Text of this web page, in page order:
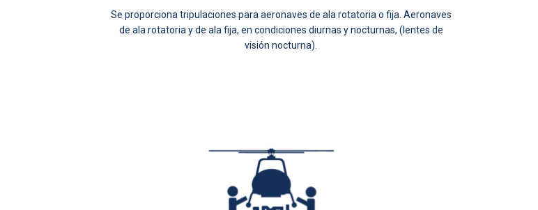
Se proporciona tripulaciones para aeronaves de ala rotatoria o fija. Aeronaves
de ala rotatoria y de ala fija, en condiciones diurnas y nocturnas, (lentes de
visión nocturna).